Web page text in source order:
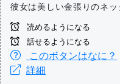
彼女は美しい金張りのネッ
読めるようになる
話せるようになる
このボタンはなに？
詳細